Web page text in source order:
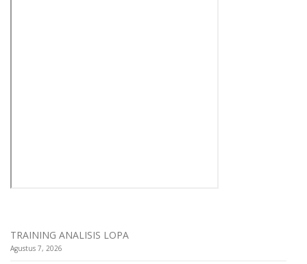
TRAINING ANALISIS LOPA
Agustus 7, 2026